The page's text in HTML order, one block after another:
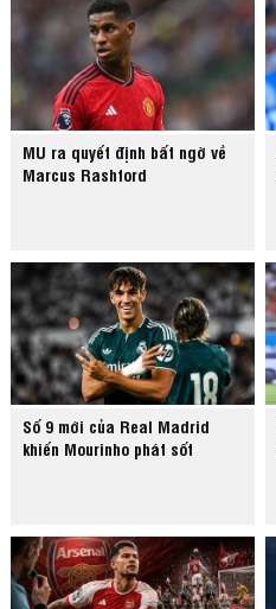
MU ra quyết định bất ngờ về
Marcus Rashford
Số 9 mới của Real Madrid
khiến Mourinho phát sốt